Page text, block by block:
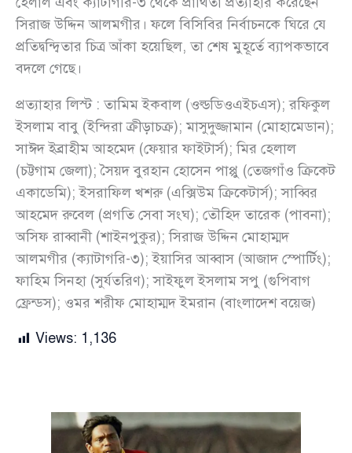
সিরাজ উদ্দিন আলমগীর। ফলে বিসিবির নির্বাচনকে ঘিরে যে
প্রতিদ্বন্দ্বিতার চিত্র আঁকা হয়েছিল, তা শেষ মুহূর্তে ব্যাপকভাবে
বদলে গেছে।
প্রত্যাহার লিস্ট : তামিম ইকবাল (ওল্ডডিওএইচএস); রফিকুল
ইসলাম বাবু (ইন্দিরা ক্রীড়াচক্র); মাসুদুজ্জামান (মোহামেডান);
সাঈদ ইব্রাহীম আহমেদ (ফেয়ার ফাইটার্স); মির হেলাল
(চট্টগাম জেলা); সৈয়দ বুরহান হোসেন পাপ্পু (তেজগাঁও ক্রিকেট
একাডেমি); ইসরাফিল খশরু (এক্সিউম ক্রিকেটার্স); সাব্বির
আহমেদ রুবেল (প্রগতি সেবা সংঘ); তৌহিদ তারেক (পাবনা);
অসিফ রাব্বানী (শাইনপুকুর); সিরাজ উদ্দিন মোহাম্মদ
আলমগীর (ক্যাটাগরি-৩); ইয়াসির আব্বাস (আজাদ স্পোর্টিং);
ফাহিম সিনহা (সুর্যতরিণ); সাইফুল ইসলাম সপু (গুপিবাগ
ফ্রেন্ডস); ওমর শরীফ মোহাম্মদ ইমরান (বাংলাদেশ বয়েজ)
Views: 1,136